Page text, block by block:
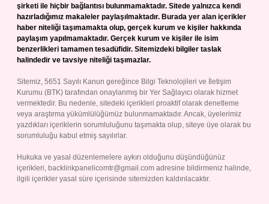
şirketi ile hiçbir bağlantısı bulunmamaktadır. Sitede yalnızca kendi
hazırladığımız makaleler paylaşılmaktadır. Burada yer alan içerikler
haber niteliği taşımamakta olup, gerçek kurum ve kişiler hakkında
paylaşım yapılmamaktadır. Gerçek kurum ve kişiler ile isim
benzerlikleri tamamen tesadüfidir. Sitemizdeki bilgiler taslak
halindedir ve tavsiye niteliği taşımazlar.
Sitemiz, 5651 Sayılı Kanun gereğince Bilgi Teknolojileri ve İletişim
Kurumu (BTK) tarafından onaylanmış bir Yer Sağlayıcı olarak hizmet
vermektedir. Bu nedenle, sitedeki içerikleri proaktif olarak denetleme
veya araştırma yükümlülüğümüz bulunmamaktadır. Ancak, üyelerimiz
yazdıkları içeriklerin sorumluluğunu taşımakta olup, siteye üye olarak bu
sorumluluğu kabul etmiş sayılırlar.
Hukuka ve yasal düzenlemelere aykırı olduğunu düşündüğünüz
içerikleri, backlinkpanelicomtr@gmail.com adresine bildirmeniz halinde,
ilgili içerikler yasal süre içerisinde sitemizden kaldırılacaktır.